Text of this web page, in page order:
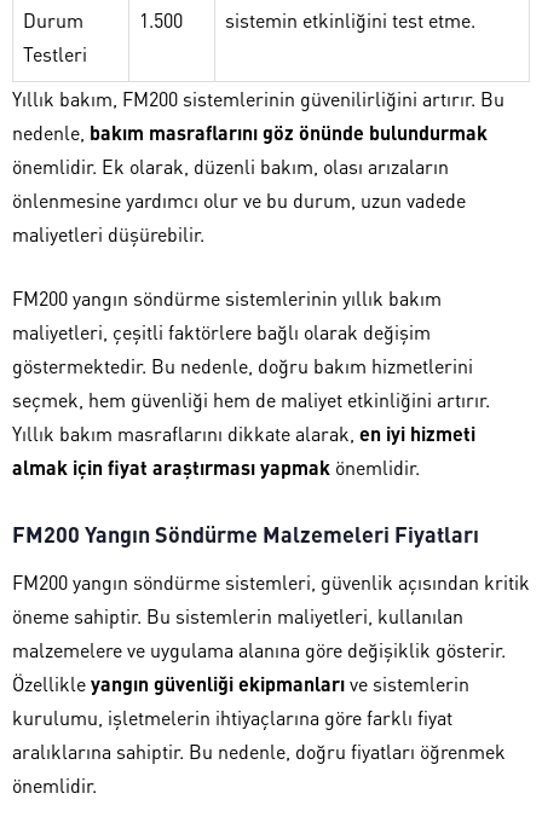
Durum
Testleri
1.500
sistemin etkinliğini test etme.
Yıllık bakım, FM200 sistemlerinin güvenilirliğini artırır. Bu
nedenle, bakım masraflarını göz önünde bulundurmak
önemlidir. Ek olarak, düzenli bakım, olası arızaların
önlenmesine yardımcı olur ve bu durum, uzun vadede
maliyetleri düşürebilir.
FM200 yangın söndürme sistemlerinin yıllık bakım
maliyetleri, çeşitli faktörlere bağlı olarak değişim
göstermektedir. Bu nedenle, doğru bakım hizmetlerini
seçmek, hem güvenliği hem de maliyet etkinliğini artırır.
Yıllık bakım masraflarını dikkate alarak, en iyi hizmeti
almak için fiyat araştırması yapmak önemlidir.
FM200 Yangın Söndürme Malzemeleri Fiyatları
FM200 yangın söndürme sistemleri, güvenlik açısından kritik
öneme sahiptir. Bu sistemlerin maliyetleri, kullanılan
malzemelere ve uygulama alanına göre değişiklik gösterir.
Özellikleyangın güvenliği ekipmanlarıve sistemlerin
kurulumu, işletmelerin ihtiyaçlarına göre farklı fiyat
aralıklarına sahiptir. Bu nedenle, doğru fiyatları öğrenmek
önemlidir.